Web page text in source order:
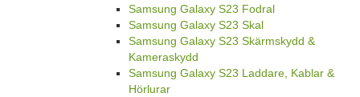
Samsung Galaxy S23 Fodral
Samsung Galaxy S23 Skal
Samsung Galaxy S23 Skärmskydd &
Kameraskydd
Samsung Galaxy S23 Laddare, Kablar &
Hörlurar